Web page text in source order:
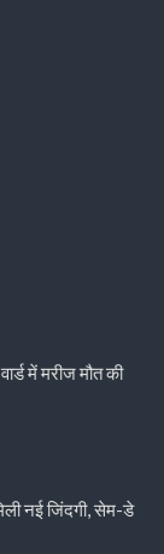
में मरीज मौत की
नई जिंदगी, सेम-डे